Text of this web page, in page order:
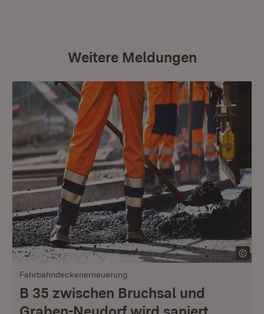
Weitere Meldungen
Fahrbahndeckenerneuerung
B 35 zwischen Bruchsal und